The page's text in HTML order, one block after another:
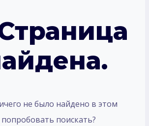
не было найдено в этом
поискать?